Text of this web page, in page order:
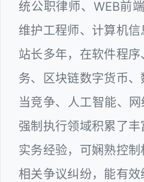
统公职律师、WEB前
维护工程师、计算机
站长多年，在软件程
务、区块链数字货币
当竞争、人工智能、
强制执行领域积累了
实务经验，可娴熟控
相关争议纠纷，能有